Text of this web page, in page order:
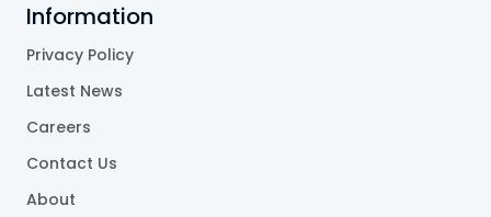
Information
Privacy Policy
Latest News
Careers
Contact Us
About